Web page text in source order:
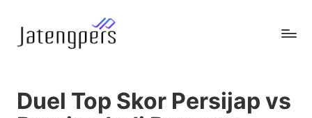
a
t
Pemerintah
Duel Top Skor Persijap vs